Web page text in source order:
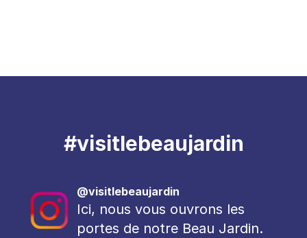
#visitlebeaujardin
@visitlebeaujardin
Ici, nous vous ouvrons les
portes de notre Beau Jardin.